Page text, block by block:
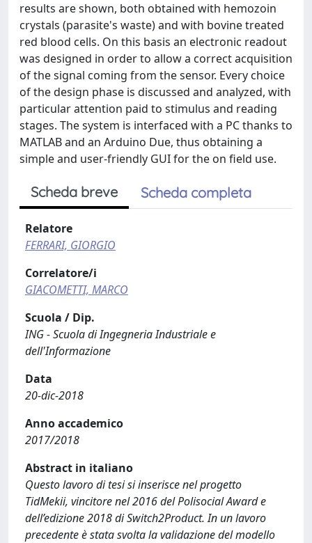
results are shown, both obtained with hemozoin
crystals (parasite's waste) and with bovine treated
red blood cells. On this basis an electronic readout
was designed in order to allow a correct acquisition
of the signal coming from the sensor. Every choice
of the design phase is discussed and analyzed, with
particular attention paid to stimulus and reading
stages. The system is interfaced with a PC thanks to
MATLAB and an Arduino Due, thus obtaining a
simple and user-friendly GUI for the on field use.
Scheda breve Scheda completa
Relatore
FERRARI, GIORGIO
Correlatore/i
GIACOMETTI, MARCO
Scuola / Dip.
ING - Scuola di Ingegneria Industriale e
dell'Informazione
Data
20-dic-2018
Anno accademico
2017/2018
Abstract in italiano
Questo lavoro di tesi si inserisce nel progetto
TidMekii, vincitore nel 2016 del Polisocial Award e
dell’edizione 2018 di Switch2Product. In un lavoro
precedente è stata svolta la validazione del modello